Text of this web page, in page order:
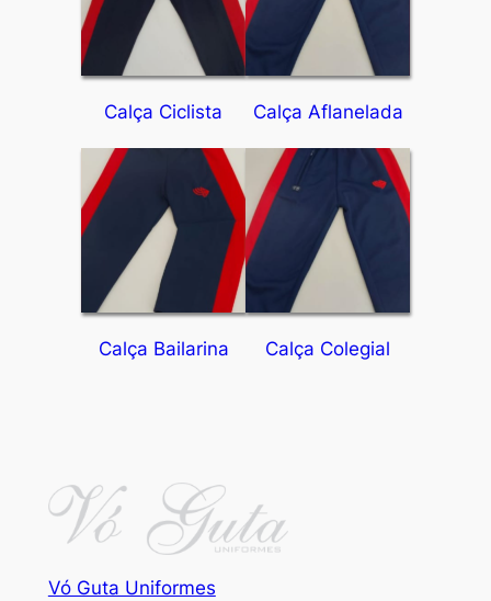
Calça Ciclista Calça Aflanelada
Calça Bailarina Calça Colegial
Vó Guta Uniformes